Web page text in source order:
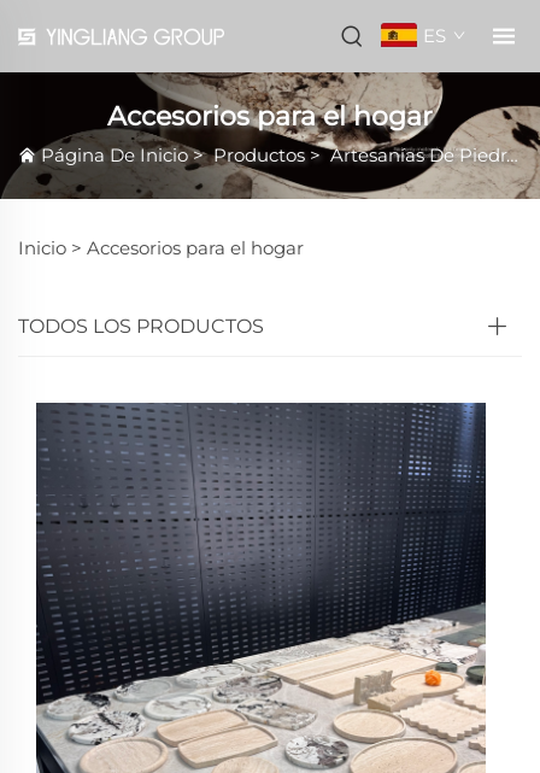
ES
Accesorios para el hogar
Página De Inicio>Productos >Artesanías De Piedra
Inicio > Accesorios para el hogar
TODOS LOS PRODUCTOS